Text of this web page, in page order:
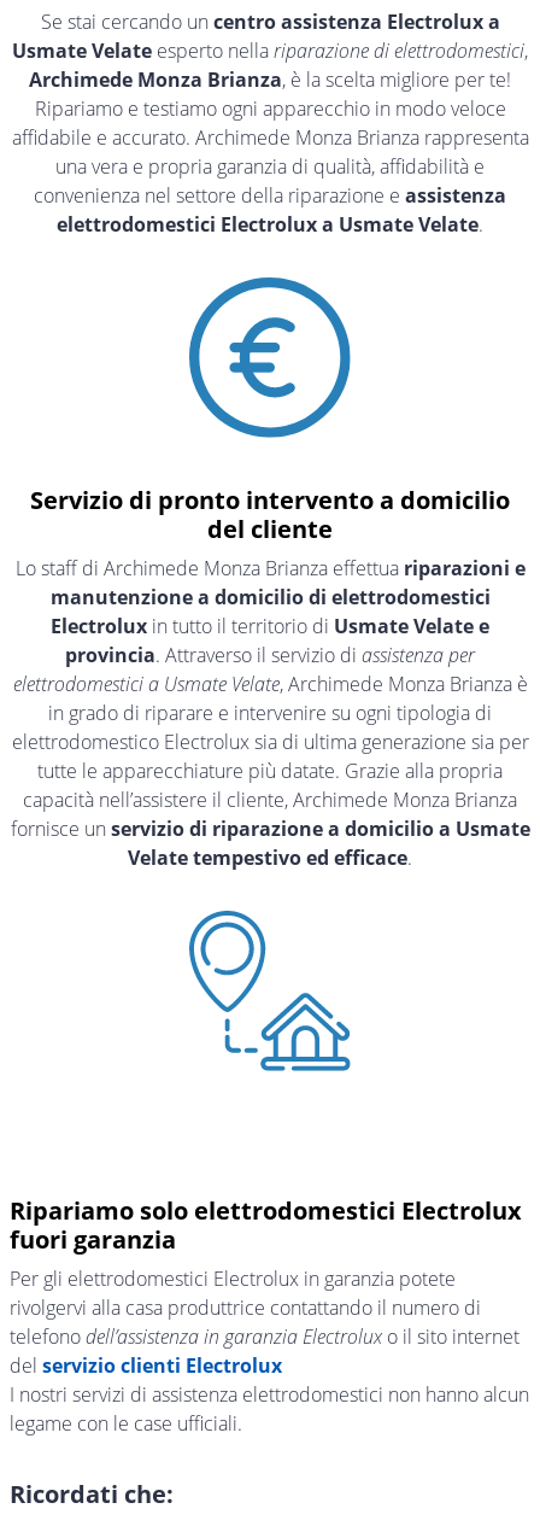
Se stai cercando un centro assistenza Electrolux a
Usmate Velate esperto nellariparazione di elettrodomestici,
Archimede Monza Brianza, è la scelta migliore per te!
Ripariamo e testiamo ogni apparecchio in modo veloce
affidabile e accurato. Archimede Monza Brianza rappresenta
una vera e propria garanzia di qualità, affidabilità e
convenienza nel settore della riparazione e assistenza
elettrodomestici Electrolux a Usmate Velate.
Servizio di pronto intervento a domicilio
del cliente
Lo staff di Archimede Monza Brianza effettua riparazioni e
manutenzione a domicilio di elettrodomestici
Electrolux in tutto il territorio di Usmate Velate e
provincia. Attraverso il servizio di assistenza per
elettrodomestici a Usmate Velate, Archimede Monza Brianza è
in grado di riparare e intervenire su ogni tipologia di
elettrodomestico Electrolux sia di ultima generazione sia per
tutte le apparecchiature più datate. Grazie alla propria
capacità nell’assistere il cliente, Archimede Monza Brianza
fornisce un servizio di riparazione a domicilio a Usmate
Velate tempestivo ed efficace.
Ripariamo solo elettrodomestici Electrolux
fuori garanzia
Per gli elettrodomestici Electrolux in garanzia potete
rivolgervi alla casa produttrice contattando il numero di
telefonodell’assistenza in garanzia Electroluxo il sito internet
del servizio clienti Electrolux
I nostri servizi di assistenza elettrodomestici non hanno alcun
legame con le case ufficiali.
Ricordati che: